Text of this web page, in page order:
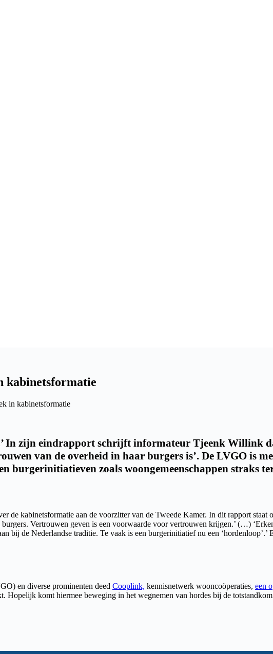
kabinetsformatie
in kabinetsformatie
In zijn eindrapport schrijft informateur Tjeenk Willink
van de overheid in haar burgers is’. De LVGO is
burgerinitiatieven zoals woongemeenschappen straks
kabinetsformatie aan de voorzitter van de Tweede Kamer. In dit rapport staat
Vertrouwen geven is een voorwaarde voor vertrouwen krijgen.’ (…)
bij de Nederlandse traditie. Te vaak is een burgerinitiatief nu een
en diverse prominenten deed Cooplink, kennisnetwerk wooncoöperaties, een
Hopelijk komt hiermee beweging in het wegnemen van hordes bij de